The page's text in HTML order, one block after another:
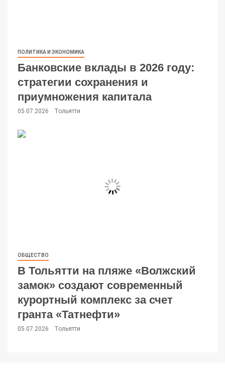
ПОЛИТИКА И ЭКОНОМИКА
Банковские вклады в 2026 году:
стратегии сохранения и
приумножения капитала
05.07.2026 Тольятти
ОБЩЕСТВО
В Тольятти на пляже «Волжский
замок» создают современный
курортный комплекс за счет
гранта «Татнефти»
05.07.2026 Тольятти